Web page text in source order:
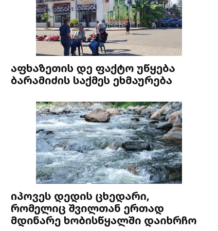
აფხაზეთის დე ფაქტო უწყება
ბარამიძის საქმეს ეხმაურება
იპოვეს დედის ცხედარი,
რომელიც შვილთან ერთად
მდინარე ხობისწყალში დაიხრჩო